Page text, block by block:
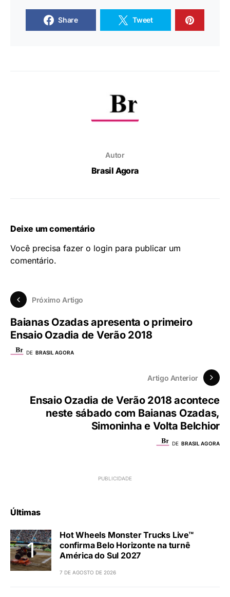
Share Tweet
Autor
Brasil Agora
Deixe um comentário
Você precisa fazer o login para publicar um
comentário.
Próximo Artigo
Baianas Ozadas apresenta o primeiro
Ensaio Ozadia de Verão 2018
DE BRASIL AGORA
Artigo Anterior
Ensaio Ozadia de Verão 2018 acontece
neste sábado com Baianas Ozadas,
Simoninha e Volta Belchior
DE BRASIL AGORA
Últimas
Hot Wheels Monster Trucks Live™
confirma Belo Horizonte na turnê
América do Sul 2027
7 DE AGOSTO DE 2026